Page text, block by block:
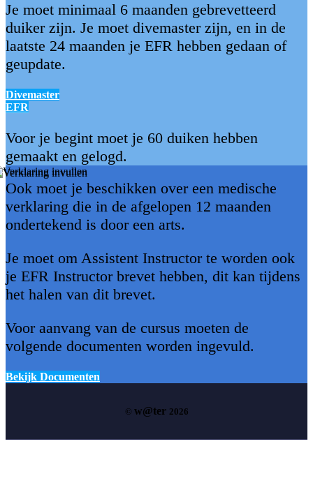
Je moet minimaal 6 maanden gebrevetteerd
duiker zijn. Je moet divemaster zijn, en in de
laatste 24 maanden je EFR hebben gedaan of
geupdate.
Divemaster
EFR
Voor je begint moet je 60 duiken hebben
gemaakt en gelogd.
Ook moet je beschikken over een medische
verklaring die in de afgelopen 12 maanden
ondertekend is door een arts.
Je moet om Assistent Instructor te worden ook
je EFR Instructor brevet hebben, dit kan tijdens
het halen van dit brevet.
Voor aanvang van de cursus moeten de
volgende documenten worden ingevuld.
Bekijk Documenten
© w@ter 2026